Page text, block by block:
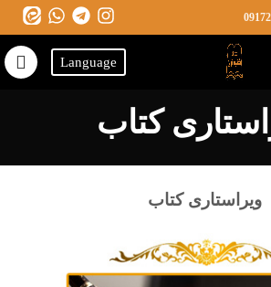
Language
کتاب
ویراستاری کتاب